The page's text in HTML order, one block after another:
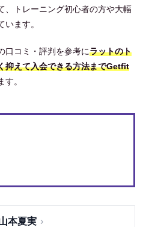
、トレーニング初心者の方や大幅
ます。
口コミ・評判を参考にラットのト
抑えて入会できる方法までGetfit
。
本夏実